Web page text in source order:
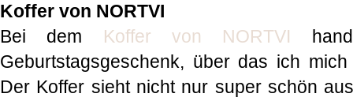
Koffer von NORTVI
Bei dem Koffer von NORTVI
Geburtstagsgeschenk, über das ich
Der Koffer sieht nicht nur super schön